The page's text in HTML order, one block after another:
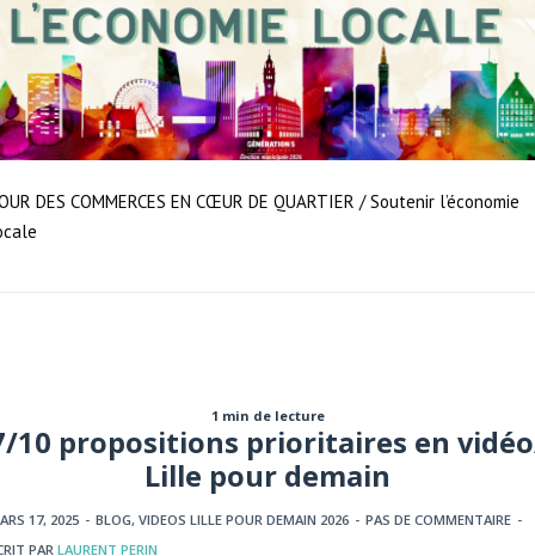
DES COMMERCES EN CŒUR DE QUARTIER / Soutenir l’économie
1 min de lecture
10 propositions prioritaires en
Lille pour demain
17, 2025 - BLOG, VIDEOS LILLE POUR DEMAIN 2026 - PAS DE COMMENTAIRE -
PARLAURENT PERIN